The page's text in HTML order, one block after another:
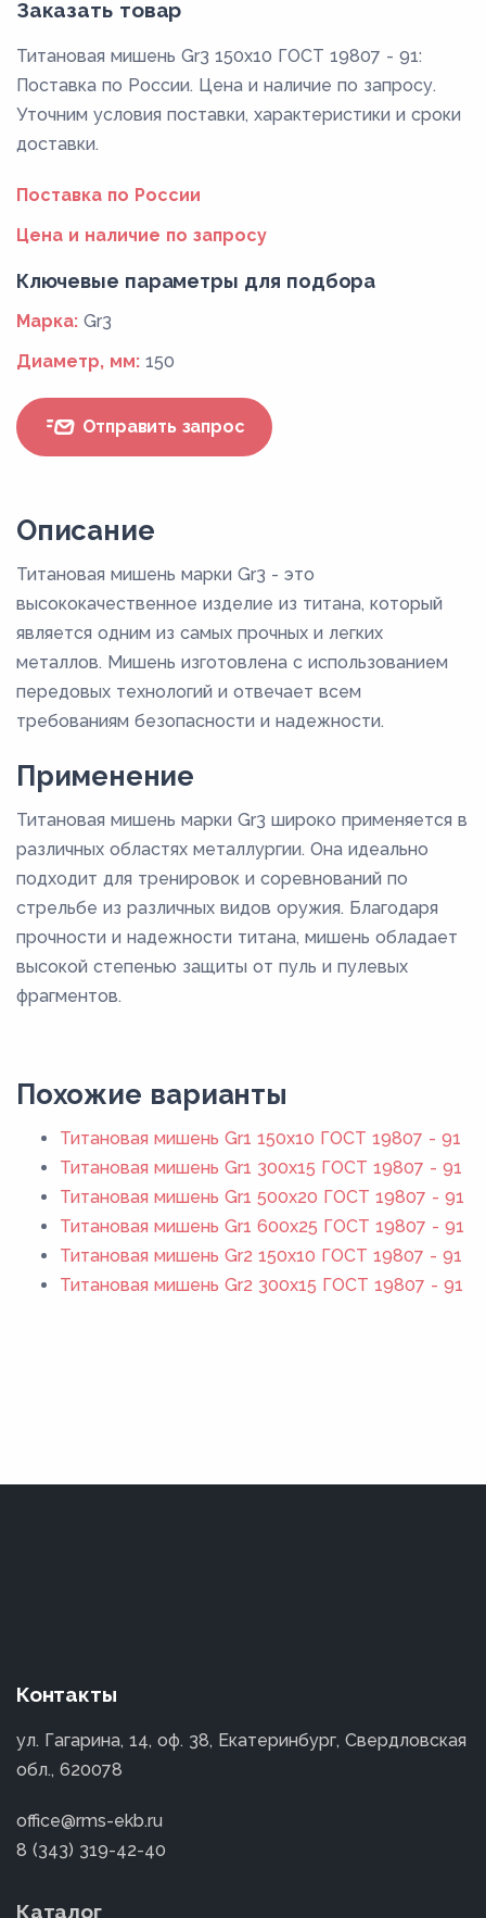
Заказать товар
Титановая мишень Gr3 150x10 ГОСТ 19807 - 91:
Поставка по России. Цена и наличие по запросу.
Уточним условия поставки, характеристики и сроки
доставки.
Поставка по России
Цена и наличие по запросу
Ключевые параметры для подбора
Марка: Gr3
Диаметр, мм: 150
Отправить запрос
Описание
Титановая мишень марки Gr3 - это
высококачественное изделие из титана, который
является одним из самых прочных и легких
металлов. Мишень изготовлена с использованием
передовых технологий и отвечает всем
требованиям безопасности и надежности.
Применение
Титановая мишень марки Gr3 широко применяется в
различных областях металлургии. Она идеально
подходит для тренировок и соревнований по
стрельбе из различных видов оружия. Благодаря
прочности и надежности титана, мишень обладает
высокой степенью защиты от пуль и пулевых
фрагментов.
Похожие варианты
Титановая мишень Gr1 150x10 ГОСТ 19807 - 91
Титановая мишень Gr1 300x15 ГОСТ 19807 - 91
Титановая мишень Gr1 500x20 ГОСТ 19807 - 91
Титановая мишень Gr1 600x25 ГОСТ 19807 - 91
Титановая мишень Gr2 150x10 ГОСТ 19807 - 91
Титановая мишень Gr2 300x15 ГОСТ 19807 - 91
Контакты
ул. Гагарина, 14, оф. 38, Екатеринбург, Свердловская
обл., 620078
office@rms-ekb.ru
8 (343) 319-42-40
Каталог